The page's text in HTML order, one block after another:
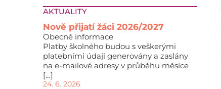
AKTUALITY
Nově přijatí žáci 2026/2027
Obecné informace
Platby školného budou s veškerými
platebními údaji generovány a zaslány
na e-mailové adresy v průběhu měsíce
[…]
24. 6. 2026